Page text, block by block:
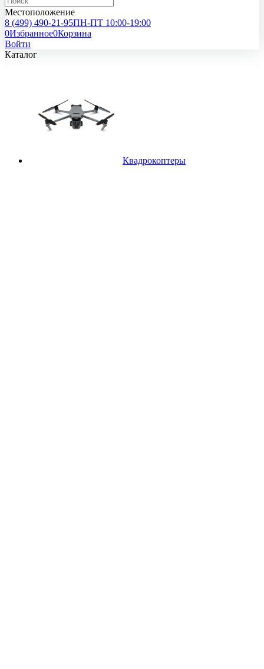
Местоположение
8 (499) 490-21-95ПН-ПТ 10:00-19:00
0Избранное0Корзина
Войти
Каталог
Квадрокоптеры